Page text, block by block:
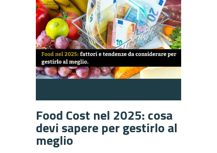
Food Cost nel 2025: cosa
devi sapere per gestirlo al
meglio